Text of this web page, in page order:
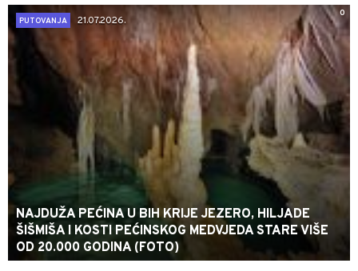
0
PUTOVANJA
21.07.2026.
NAJDUŽA PEĆINA U BIH KRIJE JEZERO, HILJADE
ŠIŠMIŠA I KOSTI PEĆINSKOG MEDVJEDA STARE VIŠE
OD 20.000 GODINA (FOTO)